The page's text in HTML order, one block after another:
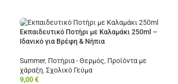
Εκπαιδευτικό Ποτήρι με Καλαμάκι 250ml –
Ιδανικό για Βρέφη & Νήπια
Summer, Ποτήρια - Θερμός, Προϊόντα με
χάραξη, Σχολικό Γεύμα
9,00€